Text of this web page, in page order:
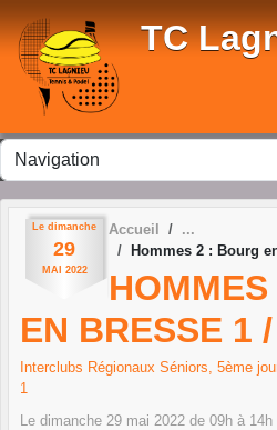
TC
Le dimanche
29
MAI 2022
Accueil
Hommes 2 : Bourg
EN BRESSE 1
Interclubs Régionaux Séniors, 5ème
1
Le dimanche 29 mai 2022 de 09h à 14h